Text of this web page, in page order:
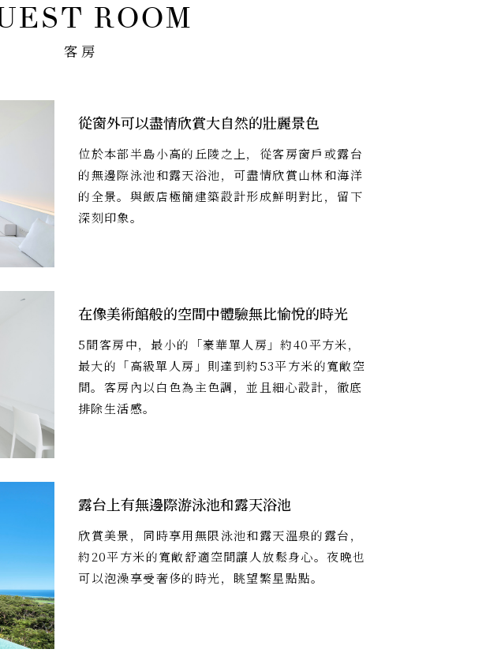
客房
從窗外可以盡情欣賞大自然的壯麗景色
位於本部半島小高的丘陵之上，從客房窗戶或露台
的無邊際泳池和露天浴池，可盡情欣賞山林和海洋
的全景。與飯店極簡建築設計形成鮮明對比，留下
深刻印象。
在像美術館般的空間中體驗無比愉悅的時光
5間客房中，最小的「豪華單人房」約40平方米，
最大的「高級單人房」則達到約53平方米的寬敞空
間。客房內以白色為主色調，並且細心設計，徹底
排除生活感。
露台上有無邊際游泳池和露天浴池
欣賞美景，同時享用無限泳池和露天溫泉的露台，
約20平方米的寬敞舒適空間讓人放鬆身心。夜晚也
可以泡澡享受奢侈的時光，眺望繁星點點。